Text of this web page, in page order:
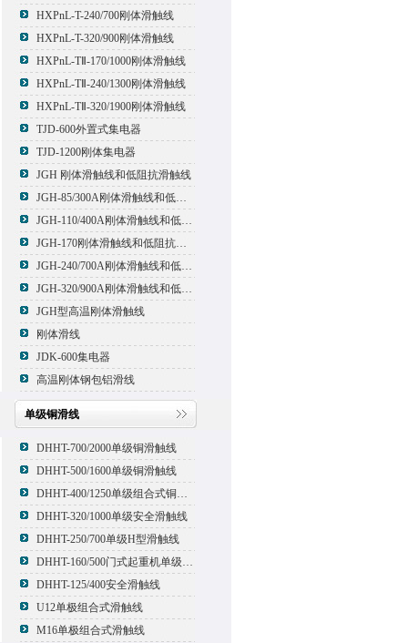
HXPnL-T-240/700刚体滑触线
HXPnL-T-320/900刚体滑触线
HXPnL-TⅡ-170/1000刚体滑触线
HXPnL-TⅡ-240/1300刚体滑触线
HXPnL-TⅡ-320/1900刚体滑触线
TJD-600外置式集电器
TJD-1200刚体集电器
JGH 刚体滑触线和低阻抗滑触线
JGH-85/300A刚体滑触线和低阻抗滑触线
JGH-110/400A刚体滑触线和低阻抗滑触线
JGH-170刚体滑触线和低阻抗滑触线
JGH-240/700A刚体滑触线和低阻抗滑触线
JGH-320/900A刚体滑触线和低阻抗滑触线
JGH型高温刚体滑触线
刚体滑线
JDK-600集电器
高温刚体钢包铝滑线
单级铜滑线
DHHT-700/2000单级铜滑触线
DHHT-500/1600单级铜滑触线
DHHT-400/1250单级组合式铜滑线,滑触线
DHHT-320/1000单级安全滑触线
DHHT-250/700单级H型滑触线
DHHT-160/500门式起重机单级组合式滑触线
DHHT-125/400安全滑触线
U12单极组合式滑触线
M16单极组合式滑触线